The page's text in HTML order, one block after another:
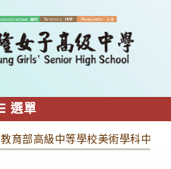
選單
教育部高級中等學校美術學科中心